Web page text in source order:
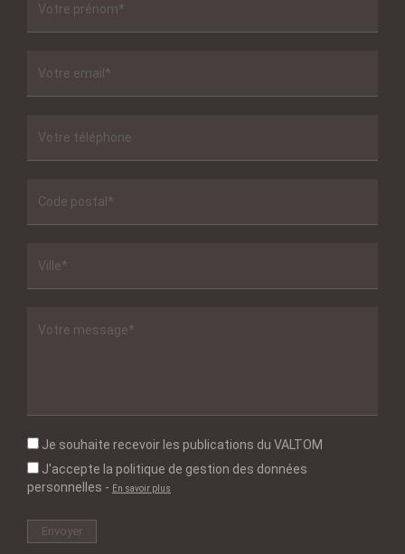
Je souhaite recevoir les publications du VALTOM
J'accepte la politique de gestion des données
personnelles - En savoir plus